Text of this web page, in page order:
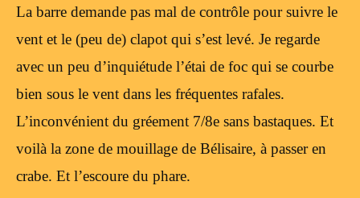
La barre demande pas mal de contrôle pour suivre le
vent et le (peu de) clapot qui s’est levé. Je regarde
avec un peu d’inquiétude l’étai de foc qui se courbe
bien sous le vent dans les fréquentes rafales.
L’inconvénient du gréement 7/8e sans bastaques. Et
voilà la zone de mouillage de Bélisaire, à passer en
crabe. Et l’escoure du phare.